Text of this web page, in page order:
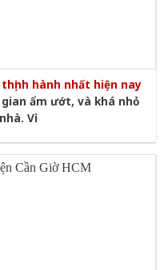
hành nhất hiện nay
ẩm ướt, và khá nhỏ
Vì